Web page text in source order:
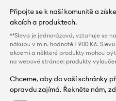
Připojte se k naší komunitě a
akcích a produktech.
**Sleva je jednorázová, vztahuje se
nákupu v min. hodnotě 1 900 Kč.
akcemi a některé produkty mohou
na webové stránce: produkty
Chceme, aby do vaší schránky
opravdu zajímá. Řekněte nám,